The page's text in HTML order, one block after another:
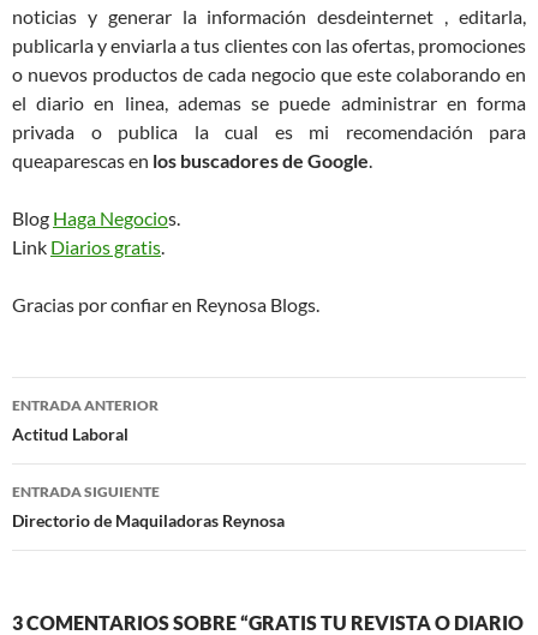
noticias y generar la información desdeinternet , editarla,
publicarla y enviarla a tus clientes con las ofertas, promociones
o nuevos productos de cada negocio que este colaborando en
el diario en linea, ademas se puede administrar en forma
privada o publica la cual es mi recomendación para
queaparescas en los buscadores de Google.
Blog Haga Negocios.
Link Diarios gratis.
Gracias por confiar en Reynosa Blogs.
Navegación
de
entradas
ENTRADA ANTERIOR
Actitud Laboral
ENTRADA SIGUIENTE
Directorio de Maquiladoras Reynosa
3 COMENTARIOS SOBRE “GRATIS TU REVISTA O DIARIO